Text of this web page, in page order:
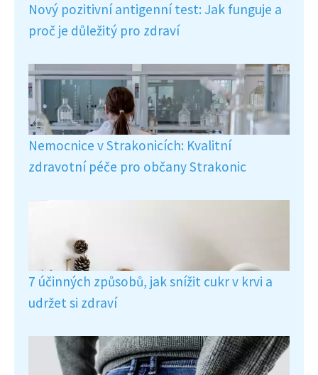
Nový pozitivní antigenní test: Jak funguje a
proč je důležitý pro zdraví
Nemocnice v Strakonicích: Kvalitní
zdravotní péče pro občany Strakonic
7 účinných způsobů, jak snížit cukr v krvi a
udržet si zdraví